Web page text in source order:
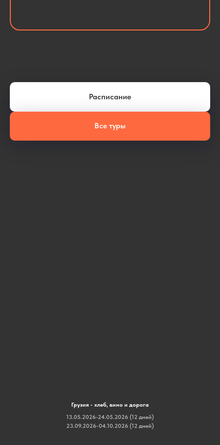
Расписание
Все туры
Грузия - хлеб, вино и дорога
13.05.2026-24.05.2026 (12 дней)
23.09.2026-04.10.2026 (12 дней)